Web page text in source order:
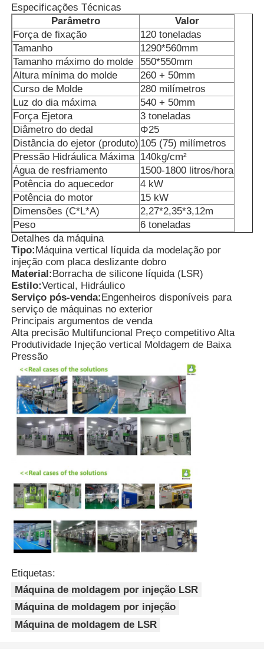
Máquina de moldagem por injecção de silicone
Sistema de dosagem LSR
Máquina de sobreformação
Acessórios para Máquinas de Moldagem por Injeção
Moldagem por injecção de borracha de silicone líquido
molde líquido do silicone
Moagem por injecção de borracha de silicone
Especificações Técnicas
Parâmetro
Valor
Força de fixação
120 toneladas
Tamanho
1290*560mm
Tamanho máximo do molde
550*550mm
Altura mínima do molde
260 + 50mm
Curso de Molde
280 milímetros
Luz do dia máxima
540 + 50mm
Força Ejetora
3 toneladas
Diâmetro do dedal
Φ25
Distância do ejetor (produto) 105 (75) milímetros
Pressão Hidráulica Máxima 140kg/cm²
Água de resfriamento
1500-1800 litros/hora
Potência do aquecedor
4 kW
Potência do motor
15 kW
Dimensões (C*L*A)
2,27*2,35*3,12m
Peso
6 toneladas
Detalhes da máquina
Tipo:Máquina vertical líquida da modelação por
injeção com placa deslizante dobro
Material:Borracha de silicone líquida (LSR)
Estilo:Vertical, Hidráulico
Serviço pós-venda:Engenheiros disponíveis para
serviço de máquinas no exterior
Principais argumentos de venda
Alta precisão Multifuncional Preço competitivo Alta
Produtividade Injeção vertical Moldagem de Baixa
Pressão
Etiquetas:
Máquina de moldagem por injeção LSR
Máquina de moldagem por injeção
Máquina de moldagem de LSR